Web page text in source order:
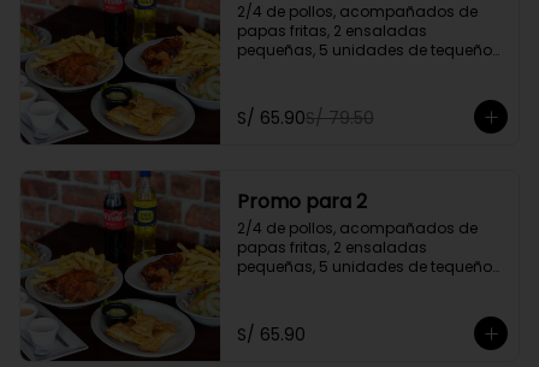
2/4 de pollos, acompañados de
papas fritas, 2 ensaladas
pequeñas, 5 unidades de tequeños
Promoción exclusiva para llevar o
delivery
S/ 65.90S/ 79.50
Promo para 2
2/4 de pollos, acompañados de
papas fritas, 2 ensaladas
pequeñas, 5 unidades de tequeños
Promoción exclusiva para llevar o
delivery
S/ 65.90